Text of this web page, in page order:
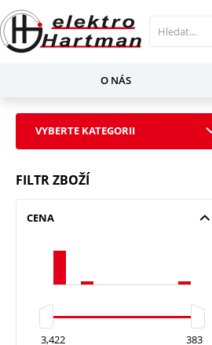
O NÁS
VYBERTE KATEGORII
FILTR ZBOŽÍ
CENA